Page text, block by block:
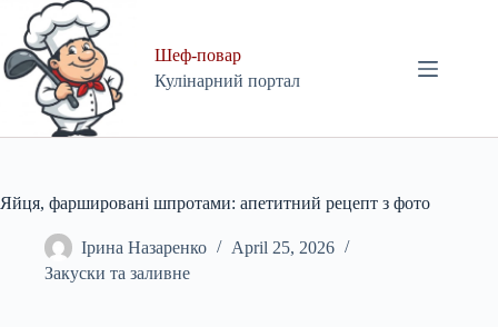
content
Шеф-повар
Кулінарний портал
Яйця, фаршировані шпротами: апетитний рецепт з фото
Ірина Назаренко
April 25, 2026
Закуски та заливне